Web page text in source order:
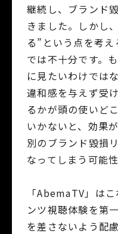
継続し、ブランド
きました。しかし
る”という点を考
では不十分です。
に見たいわけでは
違和感を与えず受
るかが頭の使いど
いかないと、効果
別のブランド毀損
なってしまう可能
「AbemaTV」は
ンツ視聴体験を第
を差さないよう配